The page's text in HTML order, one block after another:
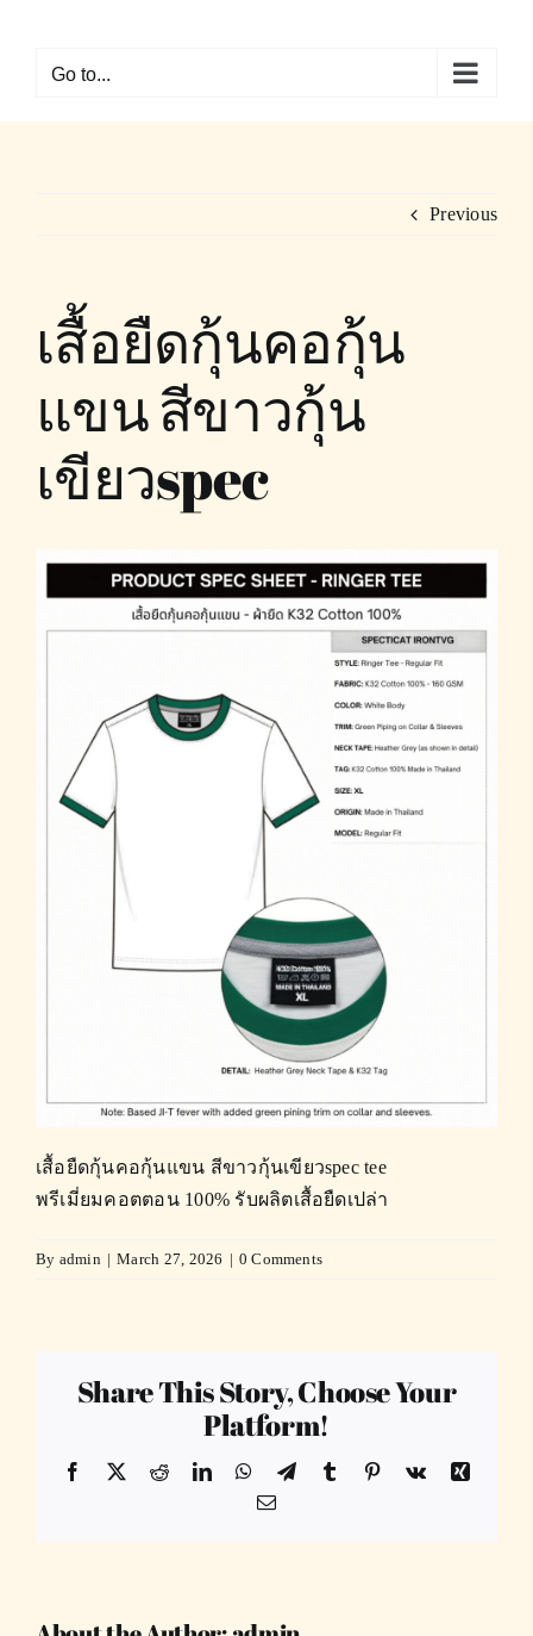
contentGo to...
Previous
เสื้อยืดกุ้นคอกุ้น
แขน สีขาวกุ้น
เขียวspec
เสื้อยืดกุ้นคอกุ้นแขน สีขาวกุ้นเขียวspec tee
พรีเมี่ยมคอตตอน 100% รับผลิตเสื้อยืดเปล่า
By admin | March 27, 2026 | 0 Comments
Share This Story, Choose Your
Platform!
Facebook
X RedditLinkedInWhatsApp
TelegramTumblr Pinterest
Vk
Xing
Email